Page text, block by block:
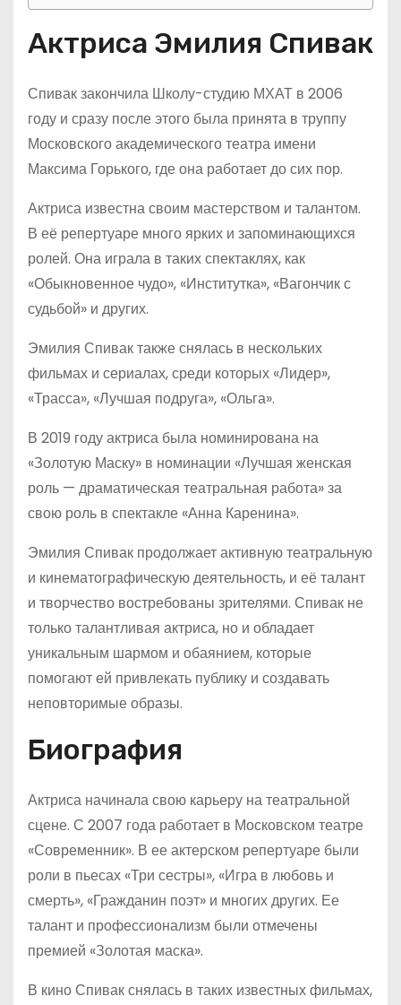
Актриса Эмилия Спивак
Спивак закончила Школу-студию МХАТ в 2006
году и сразу после этого была принята в труппу
Московского академического театра имени
Максима Горького, где она работает до сих пор.
Актриса известна своим мастерством и талантом.
В её репертуаре много ярких и запоминающихся
ролей. Она играла в таких спектаклях, как
«Обыкновенное чудо», «Институтка», «Вагончик с
судьбой» и других.
Эмилия Спивак также снялась в нескольких
фильмах и сериалах, среди которых «Лидер»,
«Трасса», «Лучшая подруга», «Ольга».
В 2019 году актриса была номинирована на
«Золотую Маску» в номинации «Лучшая женская
роль — драматическая театральная работа» за
свою роль в спектакле «Анна Каренина».
Эмилия Спивак продолжает активную театральную
и кинематографическую деятельность, и её талант
и творчество востребованы зрителями. Спивак не
только талантливая актриса, но и обладает
уникальным шармом и обаянием, которые
помогают ей привлекать публику и создавать
неповторимые образы.
Биография
Актриса начинала свою карьеру на театральной
сцене. С 2007 года работает в Московском театре
«Современник». В ее актерском репертуаре были
роли в пьесах «Три сестры», «Игра в любовь и
смерть», «Гражданин поэт» и многих других. Ее
талант и профессионализм были отмечены
премией «Золотая маска».
В кино Спивак снялась в таких известных фильмах,